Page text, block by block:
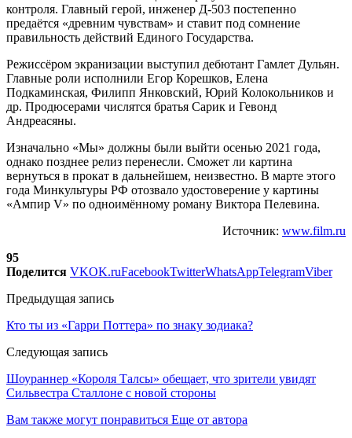
контроля. Главный герой, инженер Д-503 постепенно
предаётся «древним чувствам» и ставит под сомнение
правильность действий Единого Государства.
Режиссёром экранизации выступил дебютант Гамлет Дульян.
Главные роли исполнили Егор Корешков, Елена
Подкаминская, Филипп Янковский, Юрий Колокольников и
др. Продюсерами числятся братья Сарик и Гевонд
Андреасяны.
Изначально «Мы» должны были выйти осенью 2021 года,
однако позднее релиз перенесли. Сможет ли картина
вернуться в прокат в дальнейшем, неизвестно. В марте этого
года Минкультуры РФ отозвало удостоверение у картины
«Ампир V» по одноимённому роману Виктора Пелевина.
Источник: www.film.ru
95
Поделится VKOK.ruFacebookTwitterWhatsAppTelegramViber
Предыдущая запись
Кто ты из «Гарри Поттера» по знаку зодиака?
Следующая запись
Шоураннер «Короля Талсы» обещает, что зрители увидят
Сильвестра Сталлоне с новой стороны
Вам также могут понравиться Еще от автора